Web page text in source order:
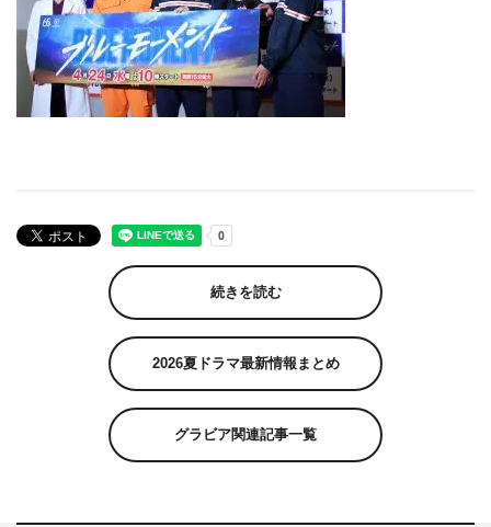
続きを読む
2026夏ドラマ最新情報まとめ
グラビア関連記事一覧